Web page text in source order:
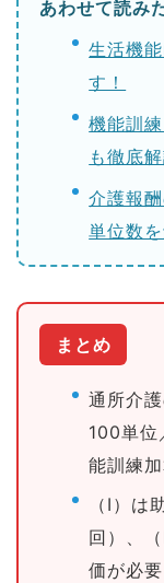
あわせて読み
生活機
す！
機能訓
も徹底
介護報
単位数
まとめ
通所介
100単位
能訓練
（Ⅰ）
回）、
価が必要